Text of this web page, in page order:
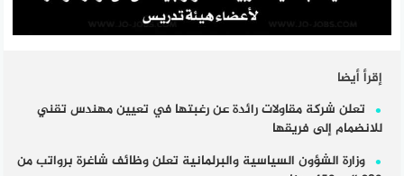
إقرأ أيضا
تعلن شركة مقاولات رائدة عن رغبتها في تعيين مهندس تقني
للانضمام إلى فريقها
وزارة الشؤون السياسية والبرلمانية تعلن وظائف شاغرة برواتب من